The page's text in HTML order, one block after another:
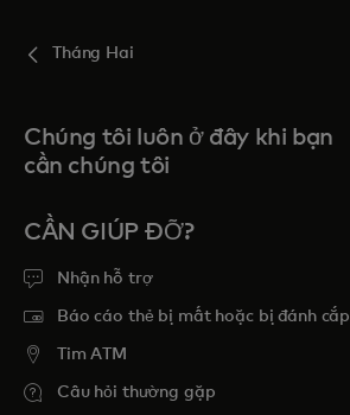
Tháng Hai
Chúng tôi luôn ở đây khi bạn
cần chúng tôi
CẦN GIÚP ĐỠ?
Nhận hỗ trợ
Báo cáo thẻ bị mất hoặc bị đánh cắp
Tim ATM
Câu hỏi thường gặp